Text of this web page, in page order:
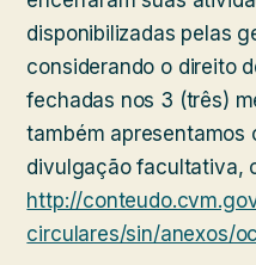
disponibilizadas pelas
considerando o direito
fechadas nos 3 (três)
também apresentamos
divulgação facultativa,
http://
circulares/sin/anexos/